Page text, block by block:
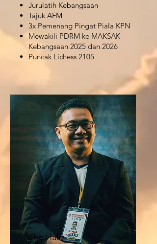
Jurulatih Kebangsaan
Tajuk AFM
3x Pemenang Pingat Piala KPN
Mewakili PDRM ke MAKSAK
Kebangsaan 2025 dan 2026
Puncak Lichess 2105
Che Hafiz